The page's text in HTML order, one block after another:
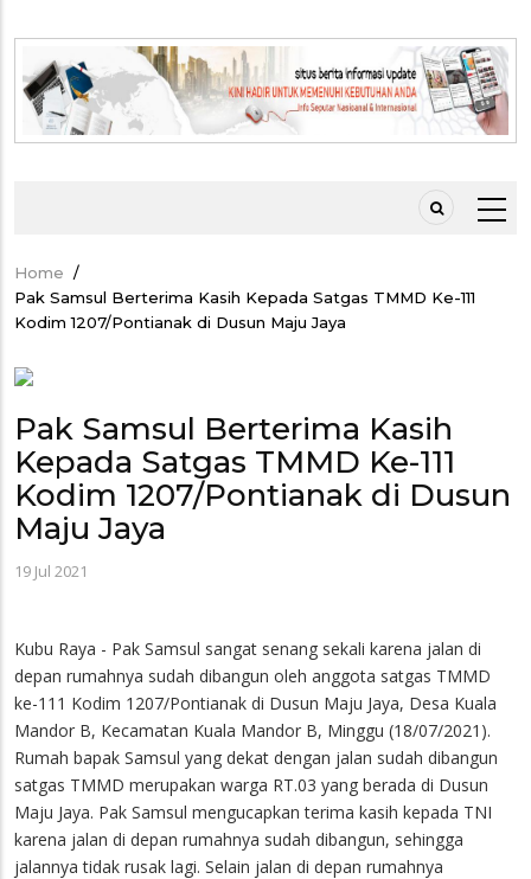
Breadcrumb
Home /
Pak Samsul Berterima Kasih Kepada Satgas TMMD Ke-111
Kodim 1207/Pontianak di Dusun Maju Jaya
Pak Samsul Berterima Kasih
Kepada Satgas TMMD Ke-111
Kodim 1207/Pontianak di Dusun
Maju Jaya
19 Jul 2021
Kubu Raya - Pak Samsul sangat senang sekali karena jalan di
depan rumahnya sudah dibangun oleh anggota satgas TMMD
ke-111 Kodim 1207/Pontianak di Dusun Maju Jaya, Desa Kuala
Mandor B, Kecamatan Kuala Mandor B, Minggu (18/07/2021).
Rumah bapak Samsul yang dekat dengan jalan sudah dibangun
satgas TMMD merupakan warga RT.03 yang berada di Dusun
Maju Jaya. Pak Samsul mengucapkan terima kasih kepada TNI
karena jalan di depan rumahnya sudah dibangun, sehingga
jalannya tidak rusak lagi. Selain jalan di depan rumahnya